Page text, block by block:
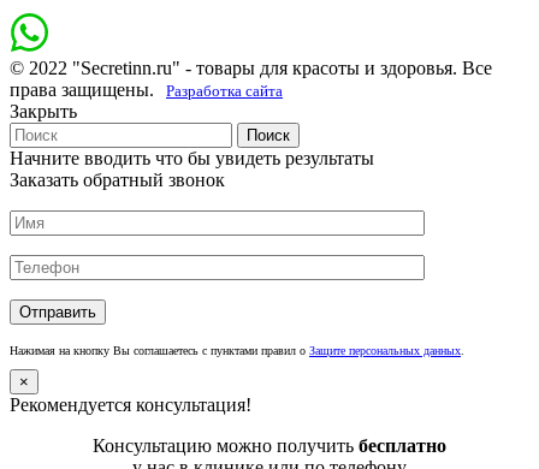
© 2022 "Secretinn.ru" - товары для красоты и здоровья. Все
права защищены.
Разработка сайта
Закрыть
Поиск
Начните вводить что бы увидеть результаты
Заказать обратный звонок
Нажимая на кнопку Вы соглашаетесь с пунктами правил о Защите персональных данных
×
Рекомендуется консультация!
Консультацию можно получить бесплатно